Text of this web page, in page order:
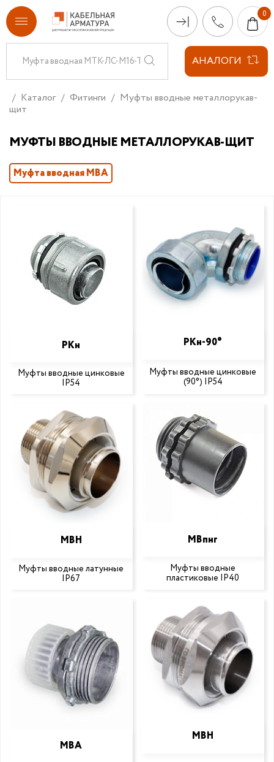
АНАЛОГИ
Каталог Фитинги
Муфты вводные металлорукав-
щит
МУФТЫ ВВОДНЫЕ МЕТАЛЛОРУКАВ-ЩИТ
Муфта вводная МВА
РКн
Муфты вводные цинковые
IP54
РКн-90°
Муфты вводные цинковые
(90°) IP54
МВН
Муфты вводные латунные
IP67
МВпнг
Муфты вводные
пластиковые IP40
МВА
МВН